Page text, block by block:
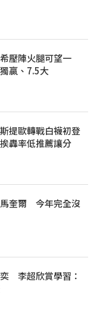
壓陣火腿可望一
贏、7.5大
提歐轉戰白襪初登
轟率低推薦讓分
奎爾 今年完全沒
李超欣賞學習：